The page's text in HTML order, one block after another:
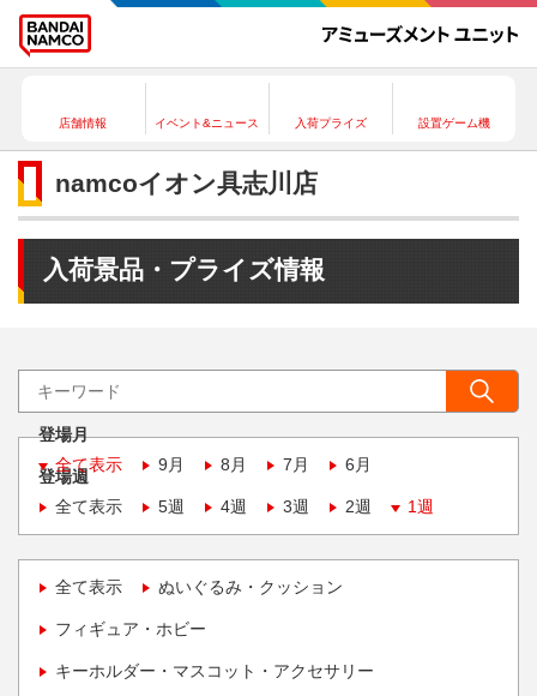
店舗情報 イベント&ニュース 入荷プライズ 設置ゲーム機
namcoイオン具志川店
入荷景品・プライズ情報
登場月
全て表示
9月 8月 7月 6月
登場週
全て表示
5週 4週 3週 2週 1週
全て表示 ぬいぐるみ・クッション
フィギュア・ホビー
キーホルダー・マスコット・アクセサリー